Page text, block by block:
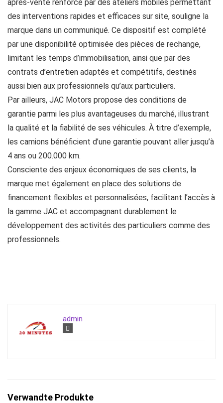
après-vente renforcé par des ateliers mobiles permettant
des interventions rapides et efficaces sur site, souligne la
marque dans un communiqué. Ce dispositif est complété
par une disponibilité optimisée des pièces de rechange,
limitant les temps d’immobilisation, ainsi que par des
contrats d’entretien adaptés et compétitifs, destinés
aussi bien aux professionnels qu’aux particuliers.
Par ailleurs, JAC Motors propose des conditions de
garantie parmi les plus avantageuses du marché, illustrant
la qualité et la fiabilité de ses véhicules. À titre d’exemple,
les camions bénéficient d’une garantie pouvant aller jusqu’à
4 ans ou 200.000 km.
Consciente des enjeux économiques de ses clients, la
marque met également en place des solutions de
financement flexibles et personnalisées, facilitant l’accès à
la gamme JAC et accompagnant durablement le
développement des activités des particuliers comme des
professionnels.
admin
Verwandte Produkte